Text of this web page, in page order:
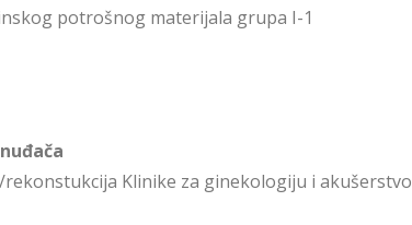
potrošnog materijala grupa I-1
Klinike za ginekologiju i akušerstvo